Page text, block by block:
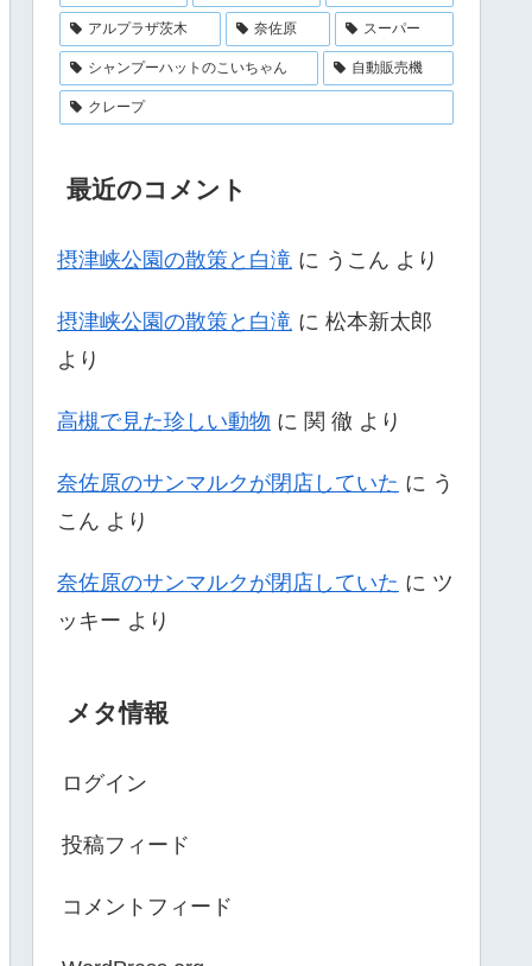
アルプラザ茨木 奈佐原 スーパー
シャンプーハットのこいちゃん 自動販売機
クレープ
最近のコメント
摂津峡公園の散策と白滝 に うこん より
摂津峡公園の散策と白滝 に 松本新太郎
より
高槻で見た珍しい動物 に 関 徹 より
奈佐原のサンマルクが閉店していた に う
こん より
奈佐原のサンマルクが閉店していた に ツ
ッキー より
メタ情報
ログイン
投稿フィード
コメントフィード